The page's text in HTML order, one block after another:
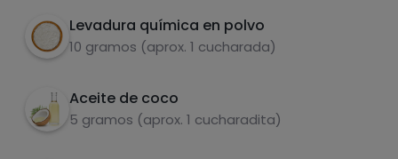
Levadura química en polvo
10 gramos (aprox. 1 cucharada)
Aceite de coco
5 gramos (aprox. 1 cucharadita)
endurecer en la nevera y listo.